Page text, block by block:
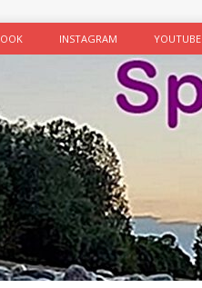
INSTAGRAM YOUTUBE